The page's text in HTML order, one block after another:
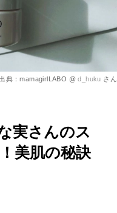
典：mamagirlLABO @d_huku さん
実さんのス
美肌の秘訣